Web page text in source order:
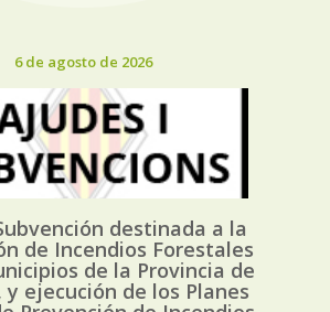
6 de agosto de 2026
destinada a la
de Incendios Forestales
de la Provincia de
ejecución de los Planes